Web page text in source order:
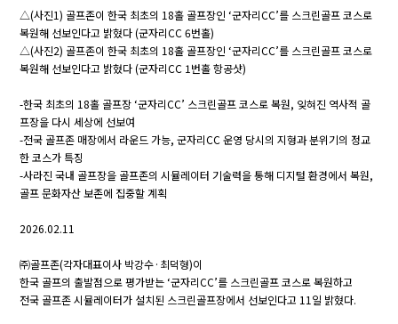
△(사진1) 골프존이 한국 최초의 18홀 골프장인 ‘군자리CC’를 스크린골프 코스로
복원해 선보인다고 밝혔다 (군자리CC 6번홀)
△(사진2) 골프존이 한국 최초의 18홀 골프장인 ‘군자리CC’를 스크린골프 코스로
복원해 선보인다고 밝혔다 (군자리CC 1번홀 항공샷)
-한국 최초의 18홀 골프장 ‘군자리CC’ 스크린골프 코스로 복원, 잊혀진 역사적 골
프장을 다시 세상에 선보여
-전국 골프존 매장에서 라운드 가능, 군자리CC 운영 당시의 지형과 분위기의 정교
한 코스가 특징
-사라진 국내 골프장을 골프존의 시뮬레이터 기술력을 통해 디지털 환경에서 복원,
골프 문화자산 보존에 집중할 계획
2026.02.11
㈜골프존(각자대표이사 박강수·최덕형)이
한국 골프의 출발점으로 평가받는 ‘군자리CC’를 스크린골프 코스로 복원하고
전국 골프존 시뮬레이터가 설치된 스크린골프장에서 선보인다고 11일 밝혔다.